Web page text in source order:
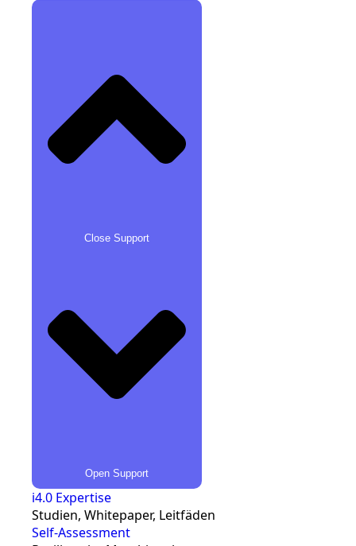
Close Support
Open Support
i4.0 Expertise
Studien, Whitepaper, Leitfäden
Self-Assessment